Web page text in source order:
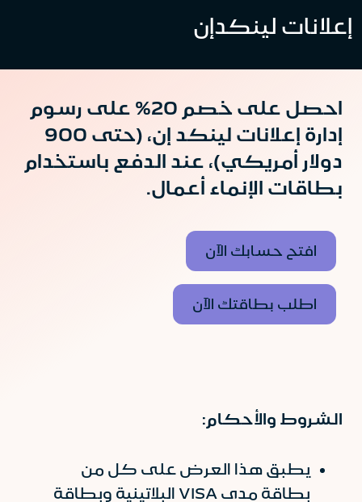
إعلانات لينكدإن
احصل على خصم 20% على رسوم
إدارة إعلانات لينكد إن، (حتى 900
دولار أمريكي)، عند الدفع باستخدام
بطاقات الإنماء أعمال.
افتح حسابك الآن
اطلب بطاقتك الآن
الشروط والأحكام:
يطبق هذا العرض على كل من
بطاقة مدى VISA البلاتينية وبطاقة